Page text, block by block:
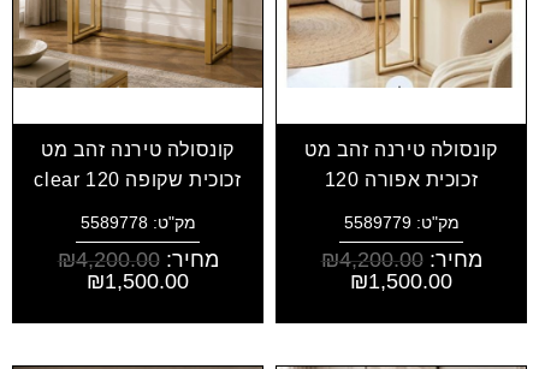
קונסולה טירנה זהב מט
זכוכית אפורה 120
מק"ט: 5589779
מחיר: ₪4,200.00
₪1,500.00
קונסולה טירנה זהב מט
זכוכית שקופה clear 120
מק"ט: 5589778
מחיר: ₪4,200.00
₪1,500.00